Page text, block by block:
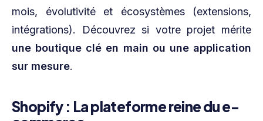
mois, évolutivité et écosystèmes (extensions,
intégrations). Découvrez si votre projet mérite
une boutique clé en main ou une application
sur mesure.
Shopify : La plateforme reine du e-